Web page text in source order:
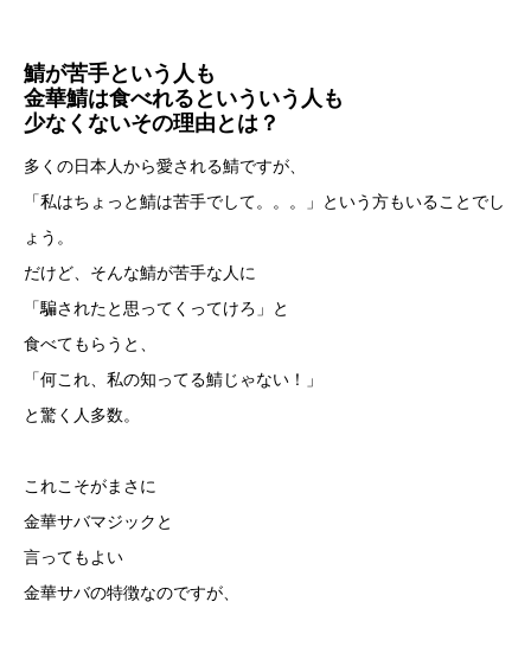
鯖が苦手という人も
金華鯖は食べれるといういう人も
少なくないその理由とは？
多くの日本人から愛される鯖ですが、
「私はちょっと鯖は苦手でして。。。」という方もいることでし
ょう。
だけど、そんな鯖が苦手な人に
「騙されたと思ってくってけろ」と
食べてもらうと、
「何これ、私の知ってる鯖じゃない！」
と驚く人多数。
これこそがまさに
金華サバマジックと
言ってもよい
金華サバの特徴なのですが、